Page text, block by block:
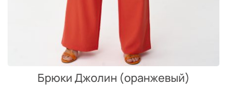
Брюки Джолин (оранжевый)